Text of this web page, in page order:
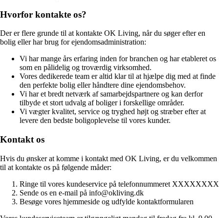
Hvorfor kontakte os?
Der er flere grunde til at kontakte OK Living, når du søger efter en
bolig eller har brug for ejendomsadministration:
Vi har mange års erfaring inden for branchen og har etableret os
som en pålidelig og troværdig virksomhed.
Vores dedikerede team er altid klar til at hjælpe dig med at finde
den perfekte bolig eller håndtere dine ejendomsbehov.
Vi har et bredt netværk af samarbejdspartnere og kan derfor
tilbyde et stort udvalg af boliger i forskellige områder.
Vi vægter kvalitet, service og tryghed højt og stræber efter at
levere den bedste boligoplevelse til vores kunder.
Kontakt os
Hvis du ønsker at komme i kontakt med OK Living, er du velkommen
til at kontakte os på følgende måder:
Ringe til vores kundeservice på telefonnummeret XXXXXXXX
Sende os en e-mail på info@okliving.dk
Besøge vores hjemmeside og udfylde kontaktformularen